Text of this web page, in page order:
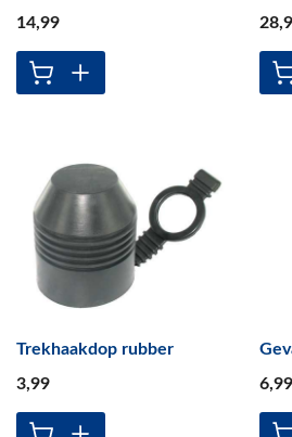
14,99 28
Trekhaakdop rubber
3,99
6,99